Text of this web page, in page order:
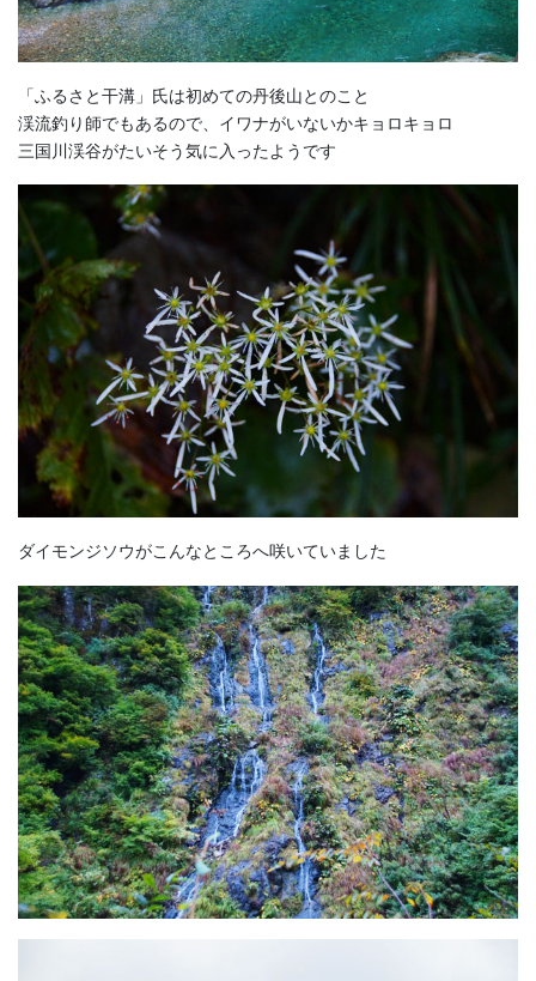
「ふるさと干溝」氏は初めての丹後山とのこと
渓流釣り師でもあるので、イワナがいないかキョロキョロ
三国川渓谷がたいそう気に入ったようです
ダイモンジソウがこんなところへ咲いていました